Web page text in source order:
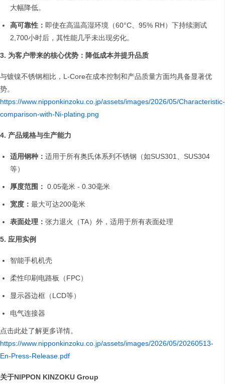
大幅降低。
高可靠性： 即使在高温高湿环境（60°C、95% RH）下持续测试
2,700小时后，其性能几乎未出现劣化。
3. 为客户带来的核心优势：降低成本并提升品质
与镀镍不锈钢相比，L-Core在成本控制和产品质量方面均具备显著优
势。
https://www.nipponkinzoku.co.jp/assets/images/2026/05/Characteristic-
comparison-with-Ni-plating.png
4. 产品规格与生产能力
适用钢种： 适用于所有奥氏体系列不锈钢（如SUS301、SUS304
等）
厚度范围： 0.05毫米 - 0.30毫米
宽度： 最大可达200毫米
表面处理： 张力退火（TA）外，适用于所有表面处理
5. 应用实例
智能手机机壳
柔性印刷电路板（FPC）
显示器边框（LCD等）
电气连接器
点击此处了解更多详情。
https://www.nipponkinzoku.co.jp/assets/images/2026/05/20260513-
En-Press-Release.pdf
关于NIPPON KINZOKU Group